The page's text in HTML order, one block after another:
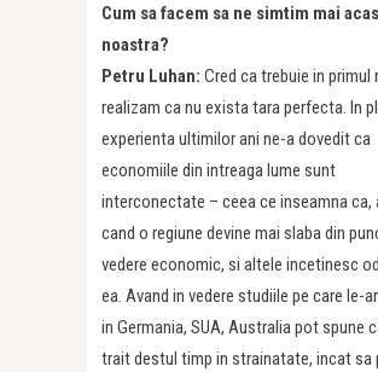
Cum sa facem sa ne simtim mai
noastra?
Petru Luhan: Cred ca trebuie in primul
realizam ca nu exista tara perfecta. In
experienta ultimilor ani ne-a dovedit ca
economiile din intreaga lume sunt
interconectate – ceea ce inseamna ca,
cand o regiune devine mai slaba din
vedere economic, si altele incetinesc
ea. Avand in vedere studiile pe care le-
in Germania, SUA, Australia pot spune
trait destul timp in strainatate, incat sa